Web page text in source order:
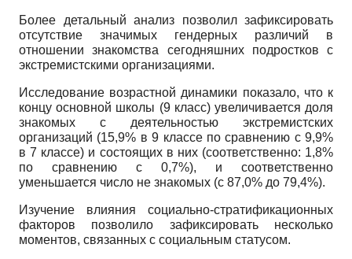
Более детальный анализ позволил зафиксировать
отсутствие значимых гендерных различий в
отношении знакомства сегодняшних подростков с
экстремистскими организациями.
Исследование возрастной динамики показало, что к
концу основной школы (9 класс) увеличивается доля
знакомых с деятельностью экстремистских
организаций (15,9% в 9 классе по сравнению с 9,9%
в 7 классе) и состоящих в них (соответственно: 1,8%
по сравнению с 0,7%), и соответственно
уменьшается число не знакомых (с 87,0% до 79,4%).
Изучение влияния социально-стратификационных
факторов позволило зафиксировать несколько
моментов, связанных с социальным статусом.